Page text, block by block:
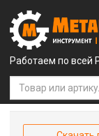
Работаем по всей